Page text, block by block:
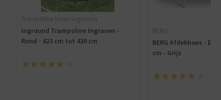
Trampoline laten ingraven
Inground Trampoline Ingraven -
Rond - 423 cm tot 430 cm
1
BERG
BERG Afdekhoes -
cm - Grijs
2